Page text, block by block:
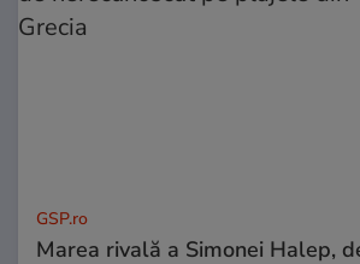
GSP.ro
Marea rivală a Simonei Halep,